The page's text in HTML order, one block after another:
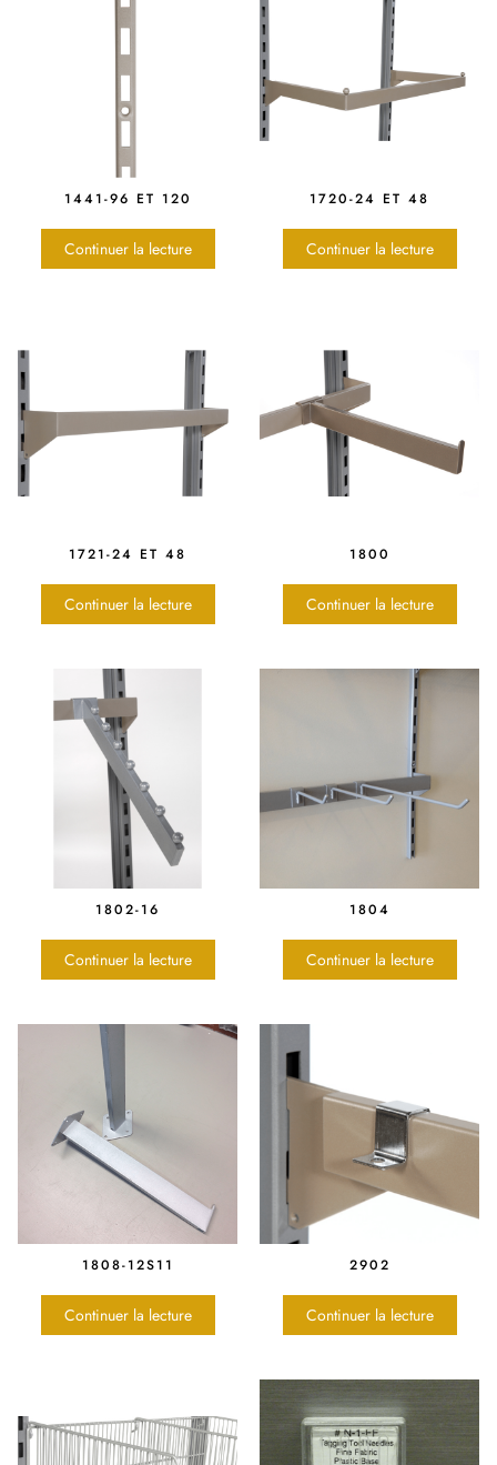
1441-96 ET 120
Continuer la lecture
1720-24 ET 48
Continuer la lecture
1721-24 ET 48
Continuer la lecture
1800
Continuer la lecture
1802-16
Continuer la lecture
1804
Continuer la lecture
1808-12S11
Continuer la lecture
2902
Continuer la lecture